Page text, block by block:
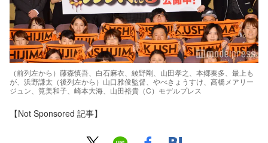
（前列左から）藤森慎吾、白石麻衣、綾野剛、山田孝之、本郷奏多、最上も
が、浜野謙太（後列左から）山口雅俊監督、やべきょうすけ、高橋メアリー
ジュン、筧美和子、崎本大海、山田裕貴（C）モデルプレス
【Not Sponsored 記事】